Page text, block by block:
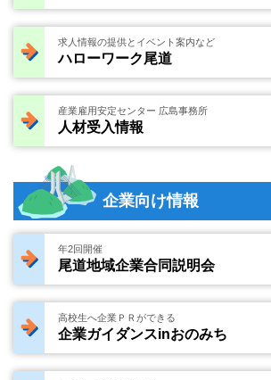
求人情報の提供とイベント案内など
ハローワーク尾道
産業雇用安定センター 広島事務所
人材受入情報
企業向け情報
年2回開催
尾道地域企業合同説明会
高校生へ企業ＰＲができる
企業ガイダンスinおのみち